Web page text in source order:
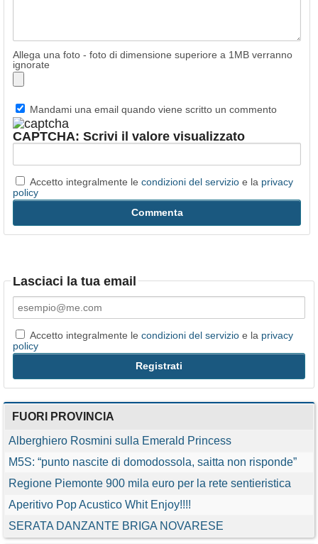
Allega una foto - foto di dimensione superiore a 1MB verranno
ignorate
Mandami una email quando viene scritto un commento
CAPTCHA: Scrivi il valore visualizzato
Accetto integralmente le condizioni del servizio e la privacy
policy
Lasciaci la tua email
Accetto integralmente le condizioni del servizio e la privacy
policy
FUORI PROVINCIA
Alberghiero Rosmini sulla Emerald Princess
M5S: “punto nascite di domodossola, saitta non risponde”
Regione Piemonte 900 mila euro per la rete sentieristica
Aperitivo Pop Acustico Whit Enjoy!!!!
SERATA DANZANTE BRIGA NOVARESE